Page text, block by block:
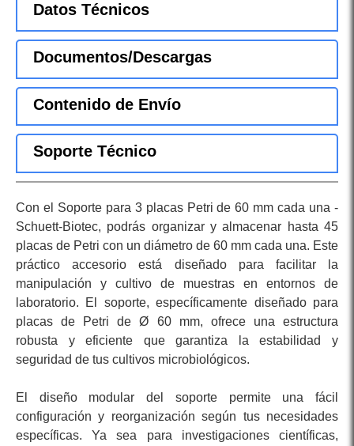
Datos Técnicos
Documentos/Descargas
Contenido de Envío
Soporte Técnico
Con el Soporte para 3 placas Petri de 60 mm cada una -
Schuett-Biotec, podrás organizar y almacenar hasta 45
placas de Petri con un diámetro de 60 mm cada una. Este
práctico accesorio está diseñado para facilitar la
manipulación y cultivo de muestras en entornos de
laboratorio. El soporte, específicamente diseñado para
placas de Petri de Ø 60 mm, ofrece una estructura
robusta y eficiente que garantiza la estabilidad y
seguridad de tus cultivos microbiológicos.
El diseño modular del soporte permite una fácil
configuración y reorganización según tus necesidades
específicas. Ya sea para investigaciones científicas,